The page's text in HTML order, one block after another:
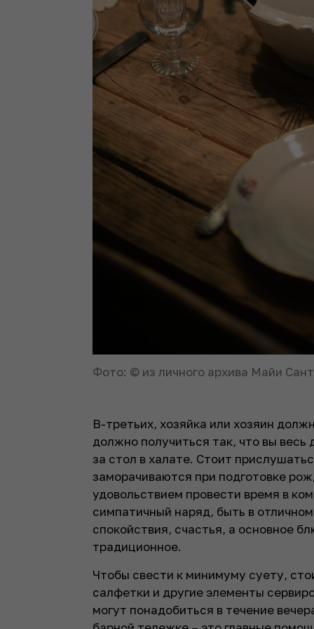
Фото: © из личного архива Майи
В-третьих, хозяйка или хозяин
должно получиться так, что вы весь
за стол в халате. Стоит
заморачиваются при подготовке
удовольствием провести время в
симпатичный наряд, быть в
спокойствия, счастья, а основное
традиционное.
Чтобы свести к минимуму суету,
салфетки и другие элементы
могут понадобиться в течение